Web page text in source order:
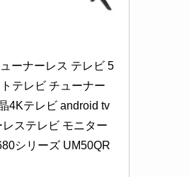
ーナーレス テレビ 5
テレビ チューナー
4Kテレビ android tv
ステレビ モニター
シリーズ UM50QR